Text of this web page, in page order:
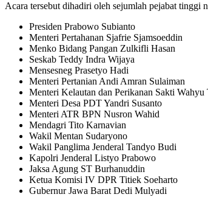
Acara tersebut dihadiri oleh sejumlah pejabat tinggi
Presiden Prabowo Subianto
Menteri Pertahanan Sjafrie Sjamsoeddin
Menko Bidang Pangan Zulkifli Hasan
Seskab Teddy Indra Wijaya
Mensesneg Prasetyo Hadi
Menteri Pertanian Andi Amran Sulaiman
Menteri Kelautan dan Perikanan Sakti Wahyu
Menteri Desa PDT Yandri Susanto
Menteri ATR BPN Nusron Wahid
Mendagri Tito Karnavian
Wakil Mentan Sudaryono
Wakil Panglima Jenderal Tandyo Budi
Kapolri Jenderal Listyo Prabowo
Jaksa Agung ST Burhanuddin
Ketua Komisi IV DPR Titiek Soeharto
Gubernur Jawa Barat Dedi Mulyadi